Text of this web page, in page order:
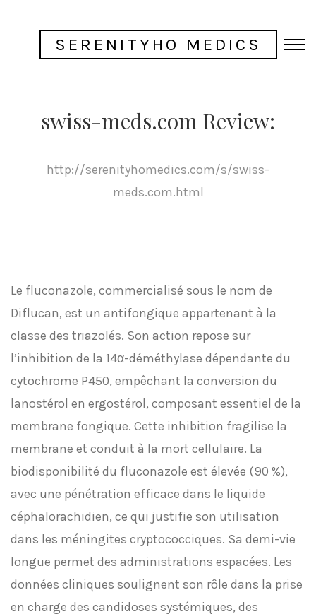
SERENITYHO MEDICS
swiss-meds.com Review:
http://serenityhomedics.com/s/swiss-
meds.com.html
Le fluconazole, commercialisé sous le nom de
Diflucan, est un antifongique appartenant à la
classe des triazolés. Son action repose sur
l’inhibition de la 14α-déméthylase dépendante du
cytochrome P450, empêchant la conversion du
lanostérol en ergostérol, composant essentiel de la
membrane fongique. Cette inhibition fragilise la
membrane et conduit à la mort cellulaire. La
biodisponibilité du fluconazole est élevée (90 %),
avec une pénétration efficace dans le liquide
céphalorachidien, ce qui justifie son utilisation
dans les méningites cryptococciques. Sa demi-vie
longue permet des administrations espacées. Les
données cliniques soulignent son rôle dans la prise
en charge des candidoses systémiques, des